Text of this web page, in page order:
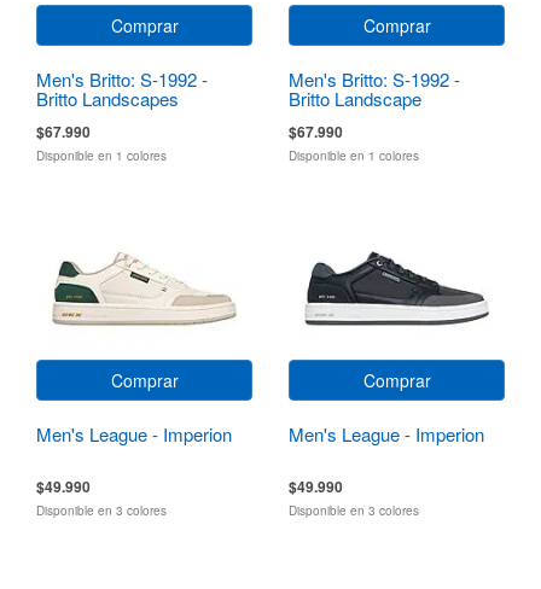
Comprar
Men's Britto: S-1992 -
Britto Landscapes
$67.990
Disponible en 1 colores
Comprar
Men's Britto: S-1992 -
Britto Landscape
$67.990
Disponible en 1 colores
Comprar
Men's League - Imperion
$49.990
Disponible en 3 colores
Comprar
Men's League - Imperion
$49.990
Disponible en 3 colores